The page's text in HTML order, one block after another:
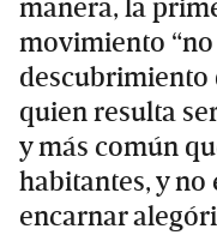
manera, la
movimiento “no
descubrimiento
quien resulta
y más común
habitantes, y no
encarnar